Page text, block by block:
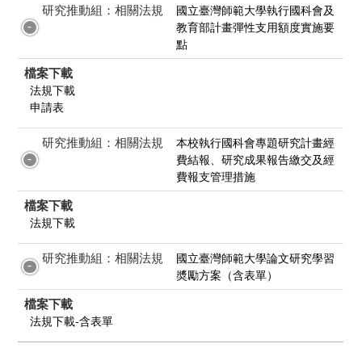
研究推動組：相關法規
國立臺灣師範大學執行國科會及
教育部計畫彈性支用額度實施要
點
檔案下載
法規下載
申請表
研究推動組：相關法規
本校執行國科會專題研究計畫經
費結報、研究成果報告繳交及經
費報支管理措施
檔案下載
法規下載
研究推動組：相關法規
國立臺灣師範大學論文研究學習
奬勵方案（含表單）
檔案下載
法規下載-含表單